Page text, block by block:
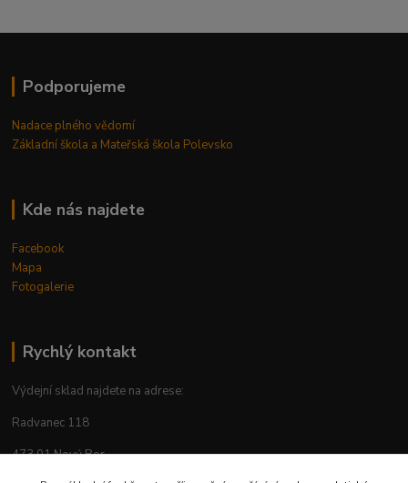
Podporujeme
Nadace plného vědomí
Základní škola a Mateřská škola Polevsko
Kde nás najdete
Facebook
Mapa
Fotogalerie
Rychlý kontakt
Výdejní sklad najdete na adrese:
Radvanec 118
473 01 Nový Bor